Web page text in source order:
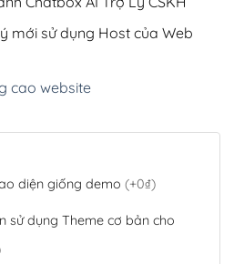
mới sử dụng Host của Web
cao website
diện giống demo (+0₫)
sử dụng Theme cơ bản cho